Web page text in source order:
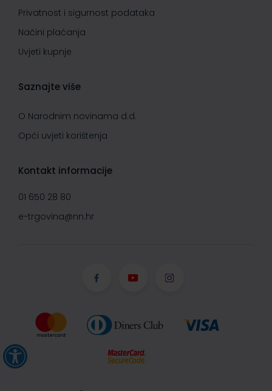
Privatnost i sigurnost podataka
Načini plaćanja
Uvjeti kupnje
Saznajte više
O Narodnim novinama d.d.
Opći uvjeti korištenja
Kontakt informacije
01 650 28 80
e-trgovina@nn.hr